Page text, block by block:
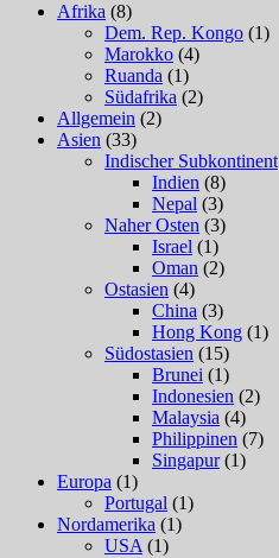
Afrika (8)
Dem. Rep. Kongo (1)
Marokko (4)
Ruanda (1)
Südafrika (2)
Allgemein (2)
Asien (33)
Indischer Subkontinent
Indien (8)
Nepal (3)
Naher Osten (3)
Israel (1)
Oman (2)
Ostasien (4)
China (3)
Hong Kong (1)
Südostasien (15)
Brunei (1)
Indonesien (2)
Malaysia (4)
Philippinen (7)
Singapur(1)
Europa (1)
Portugal (1)
Nordamerika (1)
USA (1)